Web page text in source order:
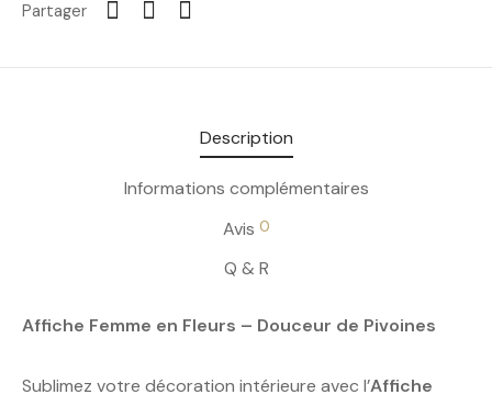
Partager
Description
Informations complémentaires
Avis 0
Q & R
Affiche Femme en Fleurs – Douceur de Pivoines
Sublimez votre décoration intérieure avec l’Affiche